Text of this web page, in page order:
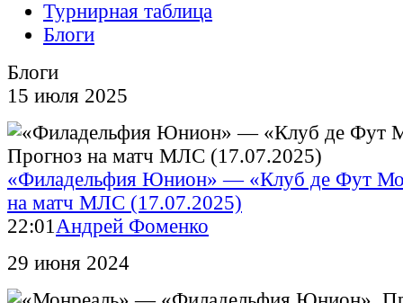
Турнирная таблица
Блоги
Блоги
15 июля 2025
«Филадельфия Юнион» — «Клуб де Фут
на матч МЛС (17.07.2025)
22:01 Андрей Фоменко
29 июня 2024